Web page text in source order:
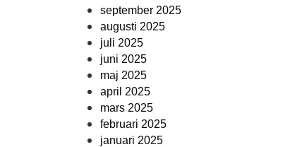
september 2025
augusti 2025
juli 2025
juni 2025
maj 2025
april 2025
mars 2025
februari 2025
januari 2025